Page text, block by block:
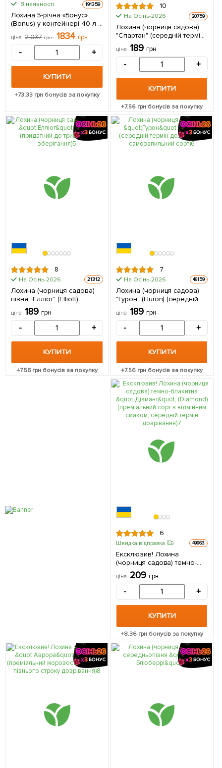
В наявності. 191359
Лохина 5-річна «Бонус»
(Bonus) у контейнері 40 л 1
саджанець в упаковці
ціна 2 037грн 1834 грн
- +
КУПИТИ
+73.33грн бонусів за покупку
10
На Осінь-2026 20759
Лохина (чорниця садова)
"Спартан" (середній термін
дозрівання, високостійкий
до хвороб) 1 саджанець в
ціна 189 грн
- +
КУПИТИ
+7.56 грн бонусів за покупку
8
На Осінь-2026 21312
Лохина (чорниця садова)
пізня "Елліот" (Elliott)
(придатний до тривалого
зберігання) 1 саджанець в
ціна 189 грн
- +
КУПИТИ
+7.56грн бонусів за покупку
7
На Осінь-2026 46159
Лохина (чорниця садова)
"Гурон" (Huron) (середній
термін дозрівання,
самозапильний сорт) 1
саджанець в упаковці
ціна 189 грн
- +
КУПИТИ
+7.56 грн бонусів за покупку
6
Швидка відправка 49963
Ексклюзив! Лохина
(чорниця садова) темно-
блакитна "Діамант"
(Diamond) (преміальний
сорт з відмінним смаком,
середній термін
дозрівання) 1 саджанець в
ціна 209 грн
- +
КУПИТИ
+8.36грн бонусів за покупку